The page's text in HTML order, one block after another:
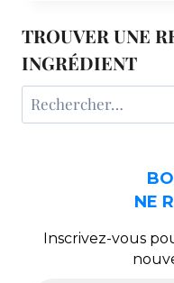
TROUVER UNE
INGRÉDIENT
Rechercher :
NE
Inscrivez-vous